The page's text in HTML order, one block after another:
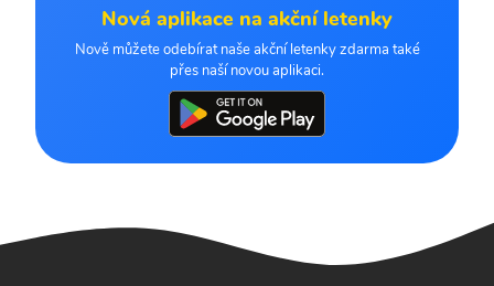
Nová aplikace na akční letenky
Nově můžete odebírat naše akční letenky zdarma také
přes naší novou aplikaci.